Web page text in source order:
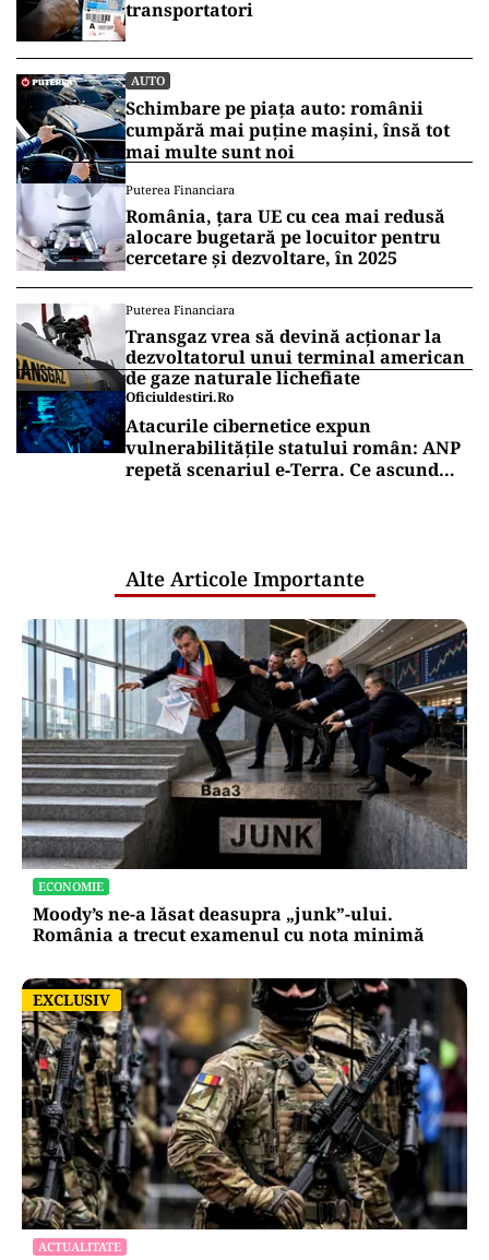
transportatori
AUTO
Schimbare pe piața auto: românii
cumpără mai puține mașini, însă tot
mai multe sunt noi
Puterea Financiara
România, țara UE cu cea mai redusă
alocare bugetară pe locuitor pentru
cercetare și dezvoltare, în 2025
Puterea Financiara
Transgaz vrea să devină acționar la
dezvoltatorul unui terminal american
de gaze naturale lichefiate
Oficiuldestiri.ro
Atacurile cibernetice expun
vulnerabilitățile statului român: ANP
repetă scenariul e‑Terra. Ce ascund
Alte Articole Importante
ECONOMIE
Moody’s ne-a lăsat deasupra „junk”-ului.
România a trecut examenul cu nota minimă
EXCLUSIV
EXCLUSIV
ACTUALITATE